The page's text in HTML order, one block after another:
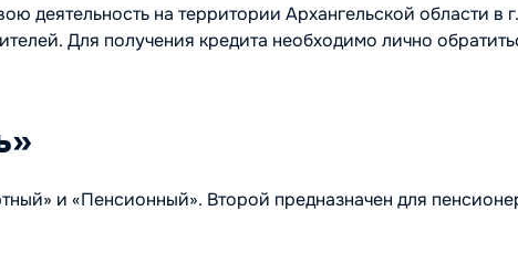
деятельность на территории Архангельской области в
Для получения кредита необходимо лично
и «Пенсионный». Второй предназначен для